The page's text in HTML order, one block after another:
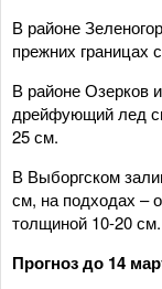
В районе
прежних границах
В районе Озерков
дрейфующий лед
25 см.
В Выборгском
см, на подходах –
толщиной 10-20 см.
Прогноз до 14